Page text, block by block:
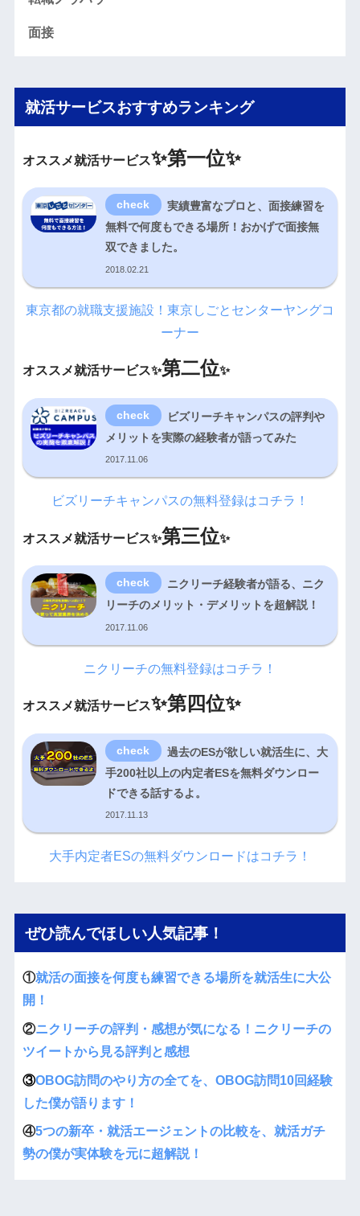
面接
就活サービスおすすめランキング
オススメ就活サービス✨第一位✨
実績豊富なプロと、面接練習を
無料で何度もできる場所！おかげで面接無
双できました。
2018.02.21
東京都の就職支援施設！東京しごとセンターヤングコ
ーナー
オススメ就活サービス✨第二位✨
ビズリーチキャンパスの評判や
メリットを実際の経験者が語ってみた
2017.11.06
ビズリーチキャンパスの無料登録はコチラ！
オススメ就活サービス✨第三位✨
ニクリーチ経験者が語る、ニク
リーチのメリット・デメリットを超解説！
2017.11.06
ニクリーチの無料登録はコチラ！
オススメ就活サービス✨第四位✨
過去のESが欲しい就活生に、大
手200社以上の内定者ESを無料ダウンロー
ドできる話するよ。
2017.11.13
大手内定者ESの無料ダウンロードはコチラ！
ぜひ読んでほしい人気記事！
①就活の面接を何度も練習できる場所を就活生に大公
開！
②ニクリーチの評判・感想が気になる！ニクリーチの
ツイートから見る評判と感想
③OBOG訪問のやり方の全てを、OBOG訪問10回経験
した僕が語ります！
④5つの新卒・就活エージェントの比較を、就活ガチ
勢の僕が実体験を元に超解説！